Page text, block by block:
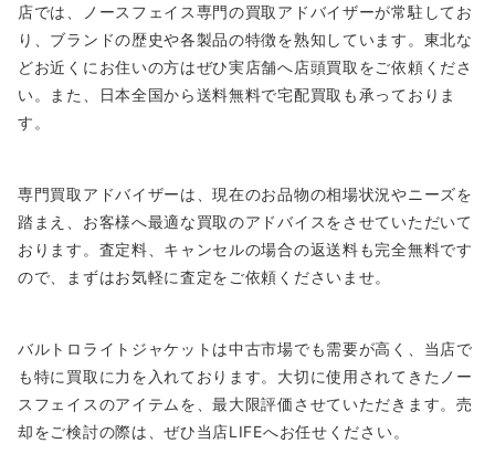
店では、ノースフェイス専門の買取アドバイザーが常駐してお
り、ブランドの歴史や各製品の特徴を熟知しています。東北な
どお近くにお住いの方はぜひ実店舗へ店頭買取をご依頼くださ
い。また、日本全国から送料無料で宅配買取も承っておりま
す。
専門買取アドバイザーは、現在のお品物の相場状況やニーズを
踏まえ、お客様へ最適な買取のアドバイスをさせていただいて
おります。査定料、キャンセルの場合の返送料も完全無料です
ので、まずはお気軽に査定をご依頼くださいませ。
バルトロライトジャケットは中古市場でも需要が高く、当店で
も特に買取に力を入れております。大切に使用されてきたノー
スフェイスのアイテムを、最大限評価させていただきます。売
却をご検討の際は、ぜひ当店LIFEへお任せください。